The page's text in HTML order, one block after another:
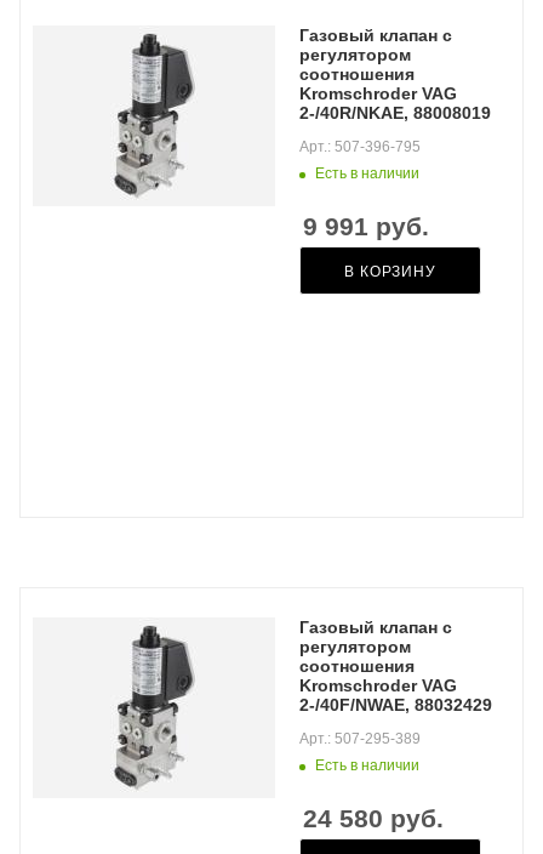
Газовый клапан с
регулятором
соотношения
Kromschroder VAG
2-/40R/NKAE, 88008019
Есть в наличии
Арт.: 507-396-795
9 991 руб.
В КОРЗИНУ
Газовый клапан с
регулятором
соотношения
Kromschroder VAG
2-/40F/NWAE, 88032429
Есть в наличии
Арт.: 507-295-389
24 580 руб.